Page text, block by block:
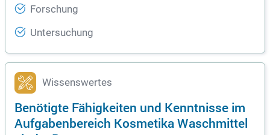
Forschung
Untersuchung
Wissenswertes
Benötigte Fähigkeiten und Kenntnisse im
Aufgabenbereich Kosmetika Waschmittel